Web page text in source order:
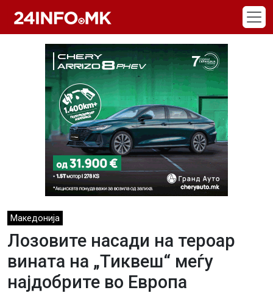
Македонија
Лозовите насади на тероар
вината на „Тиквеш“ меѓу
најдобрите во Европа